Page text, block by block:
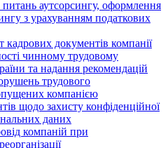
питань аутсорсингу, оформлення
з урахуванням податкових
документів компанії
чинному трудовому
та надання рекомендацій
трудового
компанією
щодо захисту конфіденційної
даних
компаній при